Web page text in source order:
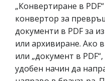
„Конвертиране в
конвертор за
документи в PDF за
или архивиране. Ако
или „документ в
удобен начин да